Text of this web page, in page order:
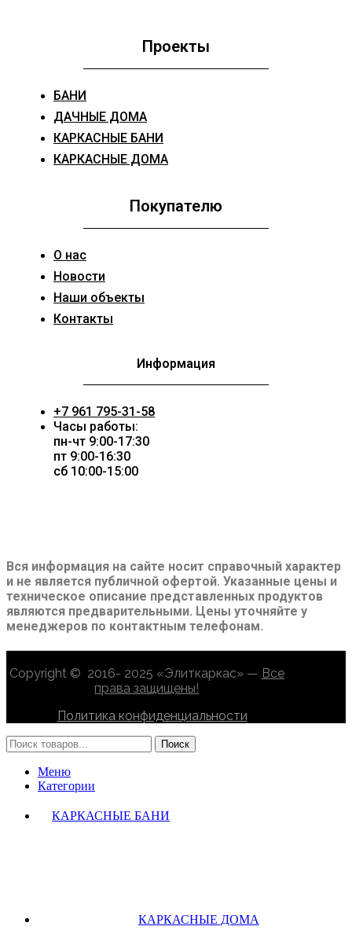
Проекты
БАНИ
ДАЧНЫЕ ДОМА
КАРКАСНЫЕ БАНИ
КАРКАСНЫЕ ДОМА
Покупателю
О нас
Новости
Наши объекты
Контакты
Информация
+7 961 795-31-58
Часы работы:
пн-чт 9:00-17:30
пт 9:00-16:30
сб 10:00-15:00
Вся информация на сайте носит справочный характер
и не является публичной офертой. Указанные цены и
техническое описание представленных продуктов
являются предварительными. Цены уточняйте у
менеджеров по контактным телефонам.
Copyright © 2016- 2025 «Элиткаркас» — Все
права защищены!
Политика конфиденциальности
Поиск
Меню
Категории
КАРКАСНЫЕ БАНИ
КАРКАСНЫЕ ДОМА